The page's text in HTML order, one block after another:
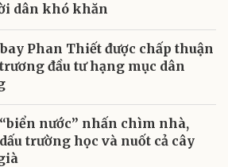
dân khó khăn
Phan Thiết được chấp thuận
đầu tư hạng mục dân
nước” nhấn chìm nhà,
trường học và nuốt cả cây